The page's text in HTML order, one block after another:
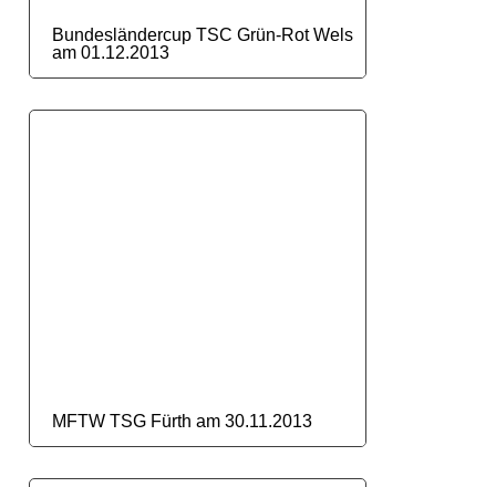
Bundesländercup TSC Grün-Rot Wels
am 01.12.2013
MFTW TSG Fürth am 30.11.2013